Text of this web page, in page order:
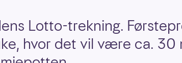
Lotto-trekning.
hvor det vil være ca. 30